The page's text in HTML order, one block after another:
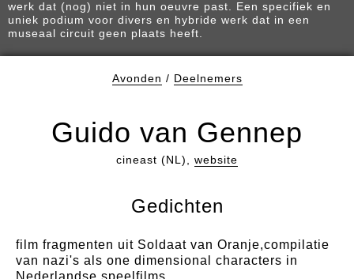
werk dat (nog) niet in hun oeuvre past. Een specifiek en
uniek podium voor divers en hybride werk dat in een
museaal circuit geen plaats heeft.
Avonden / Deelnemers
Guido van Gennep
cineast (NL), website
Gedichten
film fragmenten uit Soldaat van Oranje,compilatie
van nazi's als one dimensional characters in
Nederlandse speelfilms